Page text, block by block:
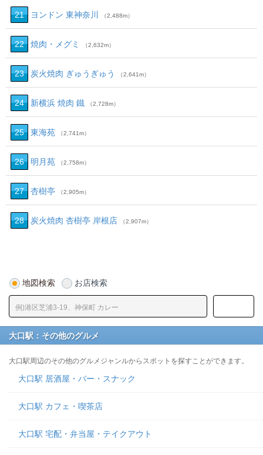
21 ヨンドン 東神奈川 （2,488m）
22 焼肉・メグミ （2,632m）
23 炭火焼肉 ぎゅうぎゅう （2,641m）
24 新横浜 焼肉 鐵 （2,728m）
25 東海苑 （2,741m）
26 明月苑 （2,758m）
27 杏樹亭 （2,905m）
28 炭火焼肉 杏樹亭 岸根店 （2,907m）
地図検索 お店検索
大口駅：その他のグルメ
大口駅周辺のその他のグルメジャンルからスポットを探すことができます。
大口駅 居酒屋・バー・スナック
大口駅 カフェ・喫茶店
大口駅 宅配・弁当屋・テイクアウト